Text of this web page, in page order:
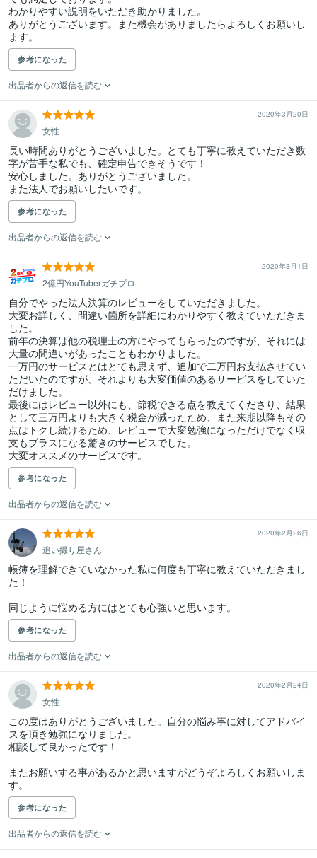
わかりやすい説明をいただき助かりました。
ありがとうございます。また機会がありましたらよろしくお願いし
ます。
参考になった
出品者からの返信を読む
2020年3月20日
女性
長い時間ありがとうございました。とても丁寧に教えていただき数
字が苦手な私でも、確定申告できそうです！
安心しました。ありがとうございました。
また法人でお願いしたいです。
参考になった
出品者からの返信を読む
2020年3月1日
2億円YouTuberガチプロ
自分でやった法人決算のレビューをしていただきました。
大変お詳しく、間違い箇所を詳細にわかりやすく教えていただきま
した。
前年の決算は他の税理士の方にやってもらったのですが、それには
大量の間違いがあったこともわかりました。
一万円のサービスとはとても思えず、追加で二万円お支払させてい
ただいたのですが、それよりも大変価値のあるサービスをしていた
だけました。
最後にはレビュー以外にも、節税できる点を教えてくださり、結果
として三万円よりも大きく税金が減ったため、また来期以降もその
点はトクし続けるため、レビューで大変勉強になっただけでなく収
支もプラスになる驚きのサービスでした。
大変オススメのサービスです。
参考になった
出品者からの返信を読む
2020年2月26日
追い撮り屋さん
帳簿を理解できていなかった私に何度も丁寧に教えていただきまし
た！
同じように悩める方にはとても心強いと思います。
参考になった
出品者からの返信を読む
2020年2月24日
女性
この度はありがとうございました。自分の悩み事に対してアドバイ
スを頂き勉強になりました。
相談して良かったです！
またお願いする事があるかと思いますがどうぞよろしくお願いしま
す。
参考になった
出品者からの返信を読む